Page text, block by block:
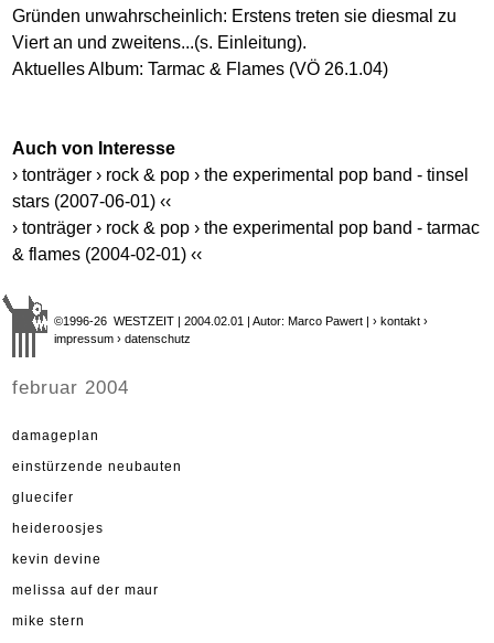
Gründen unwahrscheinlich: Erstens treten sie diesmal zu
Viert an und zweitens...(s. Einleitung).
Aktuelles Album: Tarmac & Flames (VÖ 26.1.04)
Auch von Interesse
› tonträger › rock & pop › the experimental pop band - tinsel
stars (2007-06-01) ‹‹
› tonträger › rock & pop › the experimental pop band - tarmac
& flames (2004-02-01) ‹‹
©1996-26 WESTZEIT | 2004.02.01 | Autor: Marco Pawert |› kontakt ›
impressum › datenschutz
februar 2004
damageplan
einstürzende neubauten
gluecifer
heideroosjes
kevin devine
melissa auf der maur
mike stern